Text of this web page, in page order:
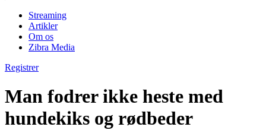
Streaming
Artikler
Om os
Zibra Media
Registrer
Man fodrer ikke heste med
hundekiks og rødbeder